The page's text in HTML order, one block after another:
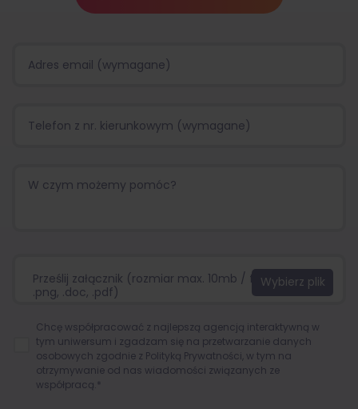
Prześlij załącznik (rozmiar max. 10mb / format:.jpg,
.png, .doc, .pdf)
Chcę współpracować z najlepszą agencją interaktywną w
tym uniwersum i zgadzam się na przetwarzanie danych
osobowych zgodnie z Polityką Prywatności , w tym na
otrzymywanie od nas wiadomości związanych ze
współpracą.*